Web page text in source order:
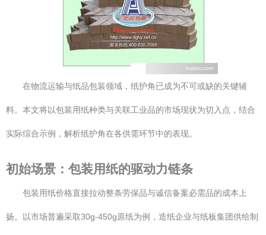
在物流运输与纸品包装领域，纸护角已成为不可或缺的关键辅
料。本文将以包装用纸种类与关联工业品的市场现状为切入点，结合
实际综合示例，解析纸护角在各供需环节中的表现。
初始场景：包装用纸的驱动力链条
包装用纸价格直接拉动整条劳保品与诚信备案必需品的成本上
扬。以市场普遍采取30g-450g原纸为例，造纸企业与纸板集团供给制